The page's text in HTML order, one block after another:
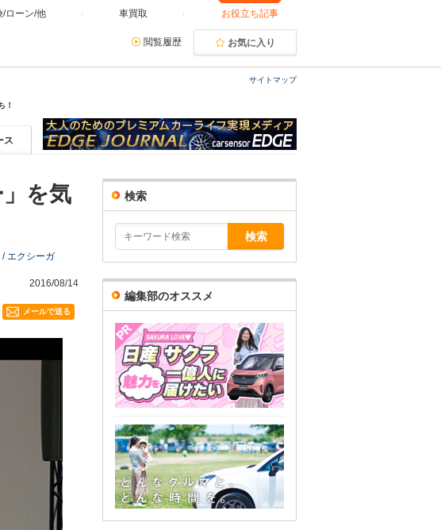
/ローン/他 車買取 お役立ち記事
閲覧履歴 お気に入り
サイトマップ
！
ス
を気
/エクシーガ
2016/08/14
メールで送る
検索
編集部のオススメ